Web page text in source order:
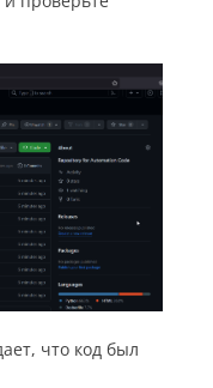
что код был